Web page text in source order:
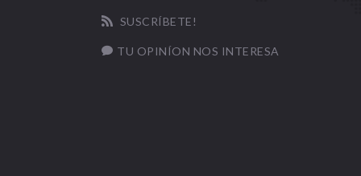
 SUSCRÍBETE!
 TU OPINÍON NOS INTERESA